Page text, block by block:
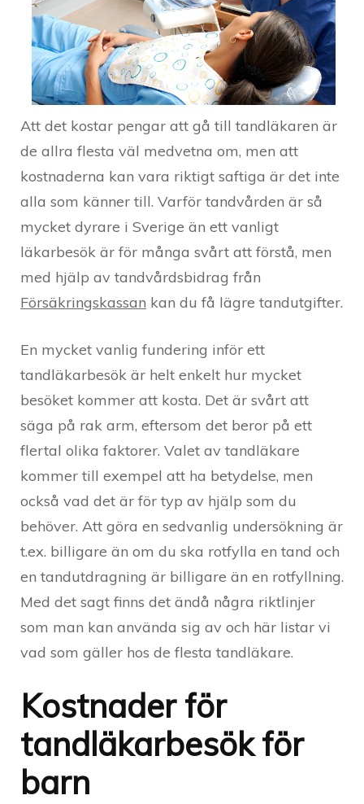
Att det kostar pengar att gå till tandläkaren är
de allra flesta väl medvetna om, men att
kostnaderna kan vara riktigt saftiga är det inte
alla som känner till. Varför tandvården är så
mycket dyrare i Sverige än ett vanligt
läkarbesök är för många svårt att förstå, men
med hjälp av tandvårdsbidrag från
Försäkringskassan kan du få lägre tandutgifter.
En mycket vanlig fundering inför ett
tandläkarbesök är helt enkelt hur mycket
besöket kommer att kosta. Det är svårt att
säga på rak arm, eftersom det beror på ett
flertal olika faktorer. Valet av tandläkare
kommer till exempel att ha betydelse, men
också vad det är för typ av hjälp som du
behöver. Att göra en sedvanlig undersökning är
t.ex. billigare än om du ska rotfylla en tand och
en tandutdragning är billigare än en rotfyllning.
Med det sagt finns det ändå några riktlinjer
som man kan använda sig av och här listar vi
vad som gäller hos de flesta tandläkare.
Kostnader för
tandläkarbesök för
barn